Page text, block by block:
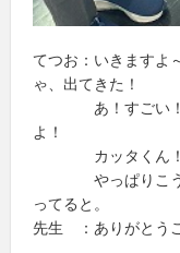
てつお：いきますよ
ゃ、出てきた！
あ！すごい！こ
よ！
カッタくん！い
やっぱりこうや
ってると。
先生 ：ありがとう